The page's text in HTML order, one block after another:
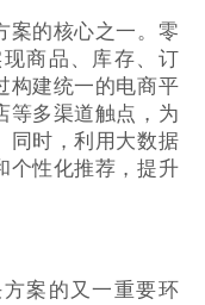
案的核心之一。零
商品、库存、订
构建统一的电商平
等多渠道触点，为
同时，利用大数据
个性化推荐，提升
案的又一重要环